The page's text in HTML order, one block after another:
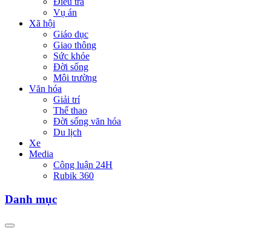
Vụ án
Xã hội
Giáo dục
Giao thông
Sức khỏe
Đời sống
Môi trường
Văn hóa
Giải trí
Thể thao
Đời sống văn hóa
Du lịch
Xe
Media
Công luận 24H
Rubik 360
Danh mục